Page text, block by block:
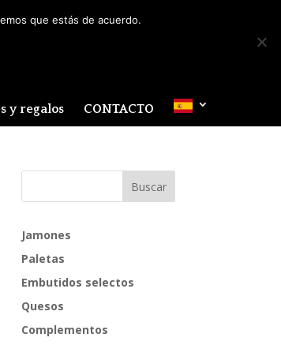
Mi cuenta 0 elementos
y regalos CONTACTO
Jamones
Paletas
Embutidos selectos
Quesos
Complementos
que estás de acuerdo.